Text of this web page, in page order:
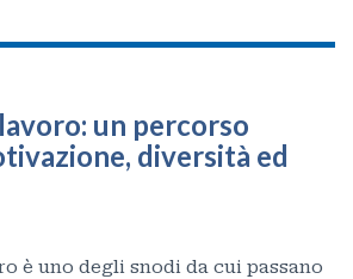
un percorso
diversità ed
è uno degli snodi da cui passano